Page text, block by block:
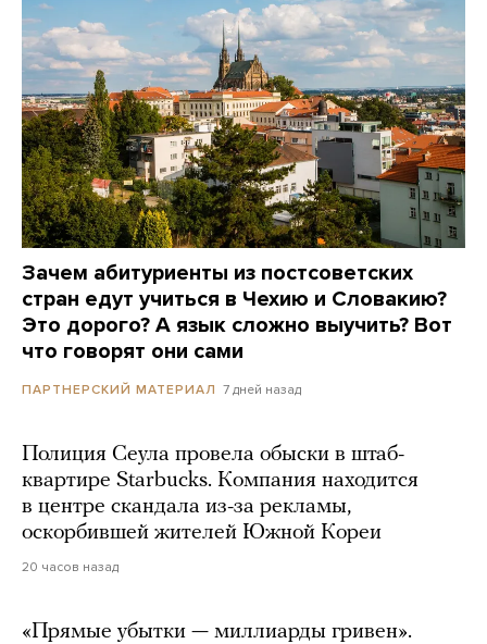
Зачем абитуриенты из постсоветских
стран едут учиться в Чехию и Словакию?
Это дорого? А язык сложно выучить? Вот
что говорят они сами
ПАРТНЕРСКИЙ МАТЕРИАЛ 7 дней назад
Полиция Сеула провела обыски в штаб-
квартире Starbucks. Компания находится
в центре скандала из-за рекламы,
оскорбившей жителей Южной Кореи
20 часов назад
«Прямые убытки — миллиарды гривен».